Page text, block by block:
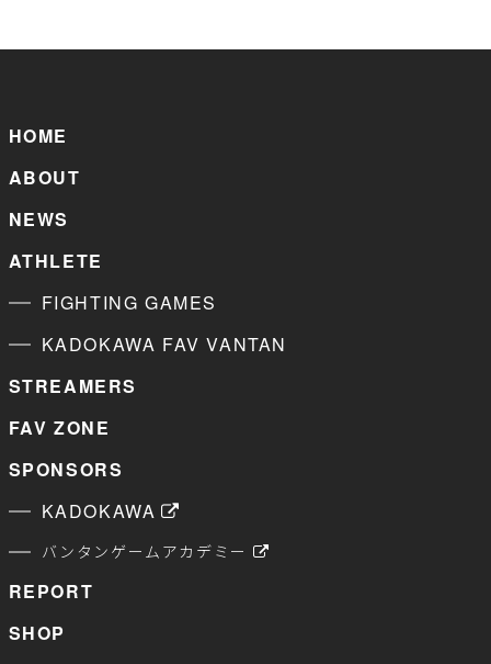
HOME
ABOUT
NEWS
ATHLETE
FIGHTING GAMES
KADOKAWA FAV VANTAN
STREAMERS
FAV ZONE
SPONSORS
KADOKAWA
バンタンゲームアカデミー
REPORT
SHOP